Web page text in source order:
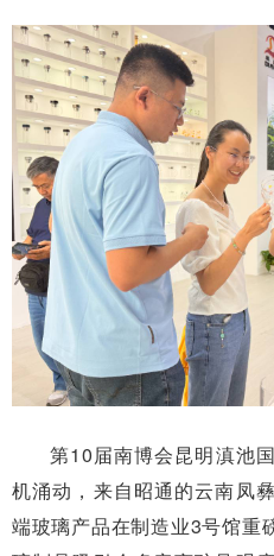
第10届南博会昆明滇池
机涌动，来自昭通的云南凤
端玻璃产品在制造业3号馆重